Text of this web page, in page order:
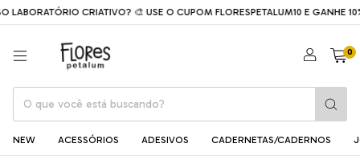
CRIATIVO? 🎨 USE O CUPOM FLORESPETALUM10 E GANHE
0
NEW ACESSÓRIOS ADESIVOS CADERNETAS/CADERNOS